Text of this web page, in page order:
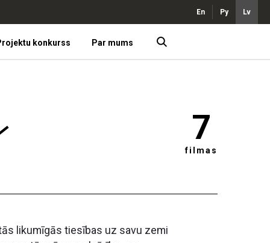
En Ру Lv
konkurss Par mums
7
filmas
likumīgās tiesības uz savu zemi